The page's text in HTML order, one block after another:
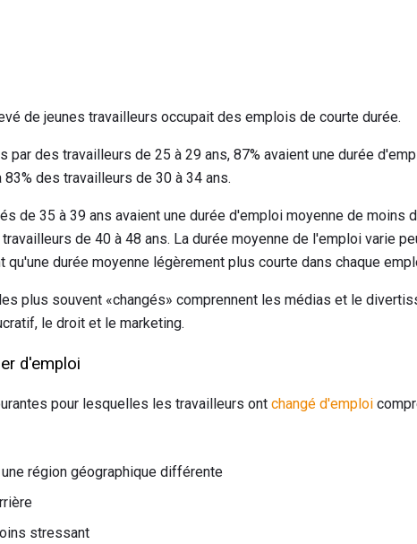
de jeunes travailleurs occupait des emplois de courte durée.
par des travailleurs de 25 à 29 ans, 87% avaient une durée
des travailleurs de 30 à 34 ans.
de 35 à 39 ans avaient une durée d'emploi moyenne de moins
de 40 à 48 ans. La durée moyenne de l'emploi varie
qu'une durée moyenne légèrement plus courte dans chaque
plus souvent «changés» comprennent les médias et le
le droit et le marketing.
d'emploi
pour lesquelles les travailleurs ont changé d'emploi
région géographique différente
stressant